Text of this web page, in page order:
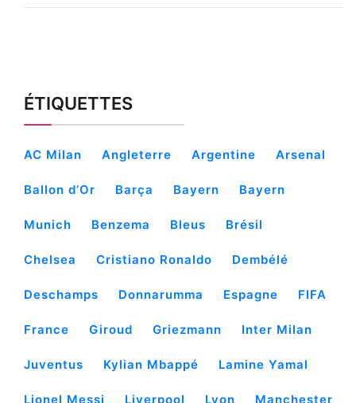
ÉTIQUETTES
AC Milan Angleterre Argentine Arsenal
Ballon d’Or Barça Bayern Bayern
Munich Benzema Bleus Brésil
Chelsea Cristiano Ronaldo Dembélé
Deschamps Donnarumma Espagne FIFA
France Giroud Griezmann Inter Milan
Juventus Kylian Mbappé Lamine Yamal
Lionel Messi Liverpool Lyon Manchester